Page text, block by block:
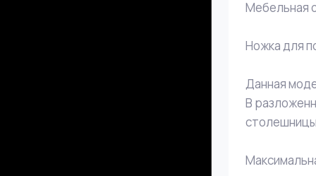
Мебельная
Ножка для
Данная
В